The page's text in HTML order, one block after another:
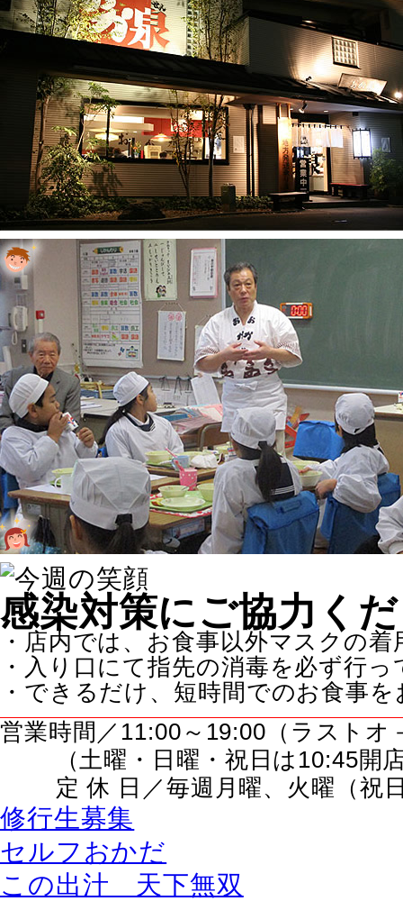
感染対策にご協力く
・店内では、お食事以外マスクの
・入り口にて指先の消毒を必ず行
・できるだけ、短時間でのお食事
営業時間／11:00～19:00（ラストオ
（土曜・日曜・祝日は10:45開
定 休 日／毎週月曜、火曜（祝
修行生募集
セルフおかだ
この出汁 天下無双